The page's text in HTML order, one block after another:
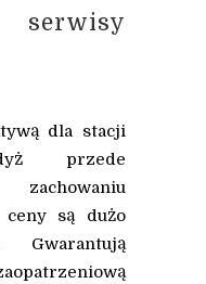
dla stacji
przede
ceny są dużo
Gwarantują